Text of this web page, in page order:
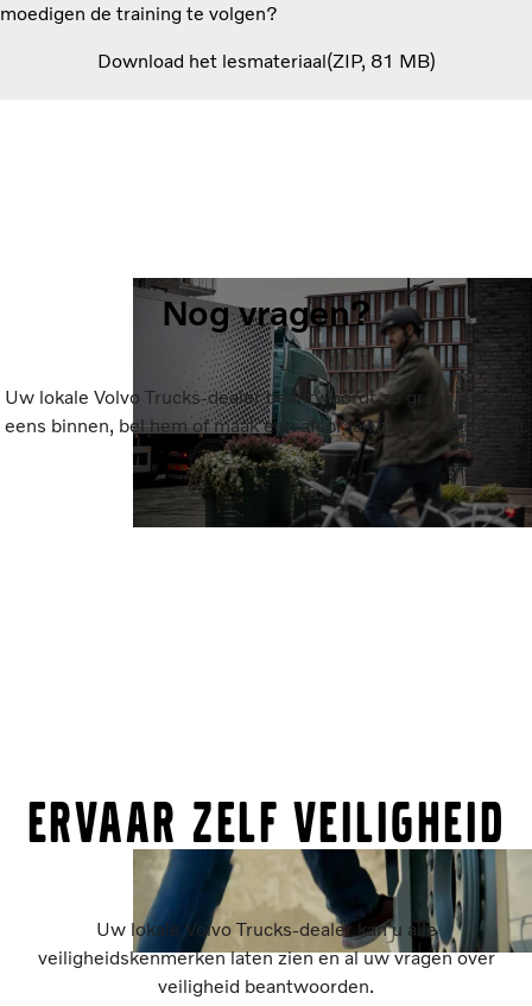
moedigen de training te volgen?
Download het lesmateriaal ZIP 81 MB
Nog vragen?
Uw lokale Volvo Trucks-dealer beantwoordt ze graag. Loop er
eens binnen, bel hem of maak een afspraak bij u in het bedrijf.
ERVAAR ZELF VEILIGHEID
Uw lokale Volvo Trucks-dealer kan u alle
veiligheidskenmerken laten zien en al uw vragen over
veiligheid beantwoorden.